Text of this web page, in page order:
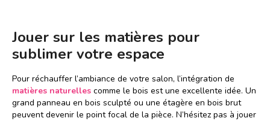
Jouer sur les matières pour
sublimer votre espace
Pour réchauffer l’ambiance de votre salon, l’intégration de
matières naturelles comme le bois est une excellente idée. Un
grand panneau en bois sculpté ou une étagère en bois brut
peuvent devenir le point focal de la pièce. N’hésitez pas à jouer